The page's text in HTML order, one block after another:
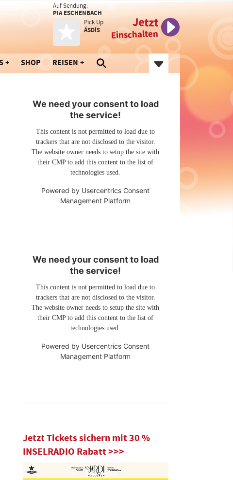
Auf Sendung:
PIA ESCHENBACH
Pick Up
ÁSDÍS
Jetzt
Einschalten
SHOP REISEN
We need your consent to load
the service!
This content is not permitted to load due to
trackers that are not disclosed to the visitor.
The website owner needs to setup the site with
their CMP to add this content to the list of
technologies used.
Powered by Usercentrics Consent
Management Platform
We need your consent to load
the service!
This content is not permitted to load due to
trackers that are not disclosed to the visitor.
The website owner needs to setup the site with
their CMP to add this content to the list of
technologies used.
Powered by Usercentrics Consent
Management Platform
Jetzt Tickets sichern mit 30 %
INSELRADIO Rabatt >>>